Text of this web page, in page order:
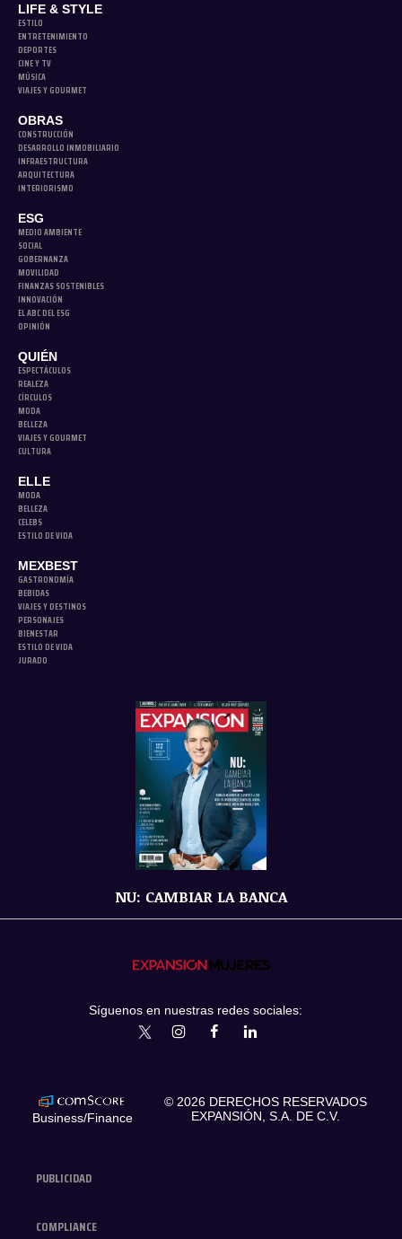
LIFE & STYLE
ESTILO
ENTRETENIMIENTO
DEPORTES
CINE Y TV
MÚSICA
VIAJES Y GOURMET
OBRAS
CONSTRUCCIÓN
DESARROLLO INMOBILIARIO
INFRAESTRUCTURA
ARQUITECTURA
INTERIORISMO
ESG
MEDIO AMBIENTE
SOCIAL
GOBERNANZA
MOVILIDAD
FINANZAS SOSTENIBLES
INNOVACIÓN
EL ABC DEL ESG
OPINIÓN
QUIÉN
ESPECTÁCULOS
REALEZA
CÍRCULOS
MODA
BELLEZA
VIAJES Y GOURMET
CULTURA
ELLE
MODA
BELLEZA
CELEBS
ESTILO DE VIDA
MEXBEST
GASTRONOMÍA
BEBIDAS
VIAJES Y DESTINOS
PERSONAJES
BIENESTAR
ESTILO DE VIDA
JURADO
NU: CAMBIAR LA BANCA
PUBLICIDAD
COMPLIANCE
Síguenos en nuestras redes sociales:
expansionmxExpansionMex
Business/Finance
© 2026 DERECHOS RESERVADOS
EXPANSIÓN, S.A. DE C.V.